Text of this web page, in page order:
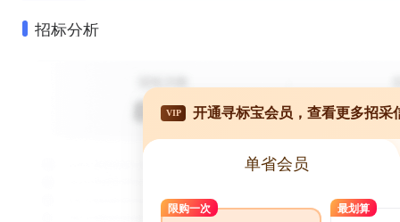
招标分析
VIP 开通寻标宝会员，查看更多招采
单省会员
限购一次 最划算